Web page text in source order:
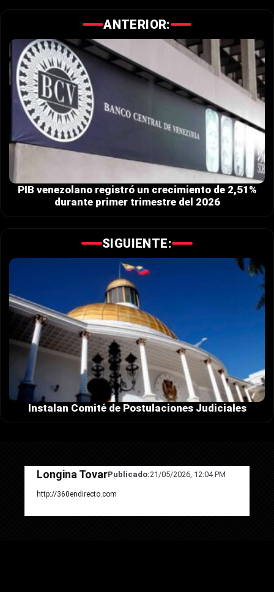
ANTERIOR:
PIB venezolano registró un crecimiento de 2,51%
durante primer trimestre del 2026
SIGUIENTE:
Instalan Comité de Postulaciones Judiciales
Longina TovarPublicado:21/05/2026, 12:04 PM
http://360endirecto.com